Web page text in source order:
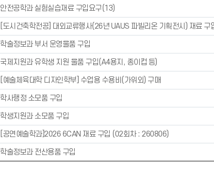
안전공학과 실험실습재료 구입요구(13)
[도시건축학전공] 대외교류행사(26년 UAUS 파빌리온 기획전시) 재료 구
학술정보과 부서 운영물품 구입
국제지원과 유학생 지원 물품 구입(A4용지, 종이컵 등)
[예술체육대학 디자인학부] 수업용 수용비(가위외) 구매
학사행정 소모품 구입
학생지원과 소모품 구입
[공연예술학과]2026 6CAN 재료 구입 (02회차 : 260806)
학술정보과 전산용품 구입